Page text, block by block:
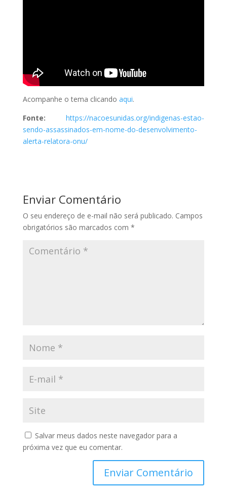
Acompanhe o tema clicando aqui.
Fonte:
https://nacoesunidas.org/indigenas-estao-
sendo-assassinados-em-nome-do-desenvolvimento-
alerta-relatora-onu/
Enviar Comentário
O seu endereço de e-mail não será publicado. Campos
obrigatórios são marcados com *
Salvar meus dados neste navegador para a
próxima vez que eu comentar.